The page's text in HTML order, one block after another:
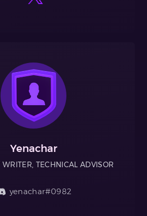
Yenachar
TECHNICAL ADVISOR
yenachar#0982